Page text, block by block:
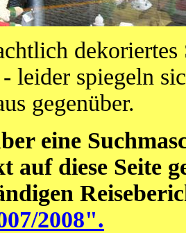
leider spiegeln
gegenüber.
eine
auf diese Seite
2008".